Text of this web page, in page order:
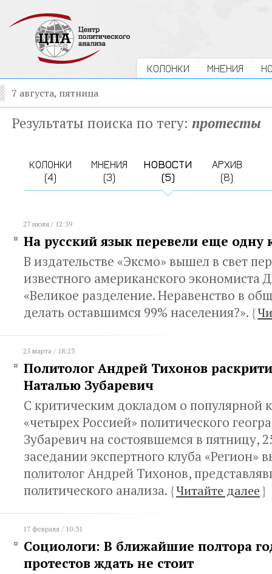
КОЛОНКИ МНЕНИЯ
7 августа, пятница
Результаты поиска по тегу: протесты
КОЛОНКИ
(4)
МНЕНИЯ
(3)
НОВОСТИ
(5)
АРХИВ
(8)
27 июля / 12:39
На русский язык перевели еще одну
В издательстве «Эксмо» вышел в свет
известного американского экономиста
«Великое разделение. Неравенство в
делать оставшимся 99% населения?». {
25 марта / 18:23
Политолог Андрей Тихонов
Наталью Зубаревич
С критическим докладом о популярной
«четырех Россией» политического
Зубаревич на состоявшемся в пятницу,
заседании экспертного клуба «Регион»
политолог Андрей Тихонов,
политического анализа. {Читайте далее}
17 февраля / 10:31
Социологи: В ближайшие полтора
протестов ждать не стоит